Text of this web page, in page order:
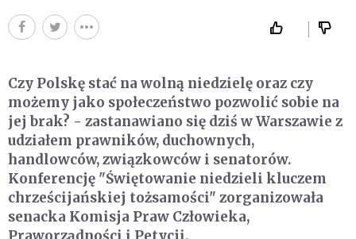
Czy Polskę stać na wolną niedzielę oraz czy
możemy jako społeczeństwo pozwolić sobie na
jej brak? - zastanawiano się dziś w Warszawie z
udziałem prawników, duchownych,
handlowców, związkowców i senatorów.
Konferencję "Świętowanie niedzieli kluczem
chrześcijańskiej tożsamości" zorganizowała
senacka Komisja Praw Człowieka,